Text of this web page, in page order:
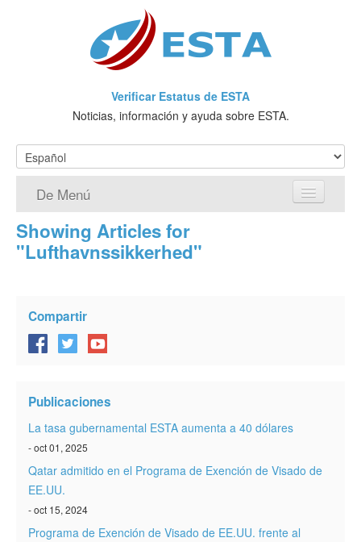
Verificar Estatus de ESTA
Noticias, información y ayuda sobre ESTA.
De Menú
Página de inicio
VWP
ESTA Información
Contacto
Showing Articles for
"Lufthavnssikkerhed"
Compartir
Publicaciones
La tasa gubernamental ESTA aumenta a 40 dólares
- oct 01, 2025
Qatar admitido en el Programa de Exención de Visado de
EE.UU.
- oct 15, 2024
Programa de Exención de Visado de EE.UU. frente al